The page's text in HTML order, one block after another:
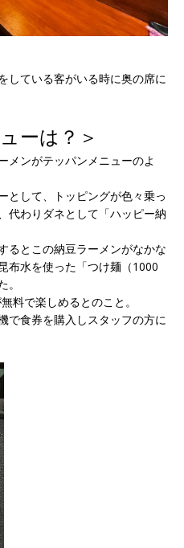
している客がいる時に奥の席に
ーは？＞
メンがテッパンメニューのよ
として、トッピングが色々乗っ
代わりダネとして「ハッピー納
るとこの納豆ラーメンがなかな
布水を使った「つけ麺（1000
料で楽しめるとのこと。
で食券を購入しスタッフの方に